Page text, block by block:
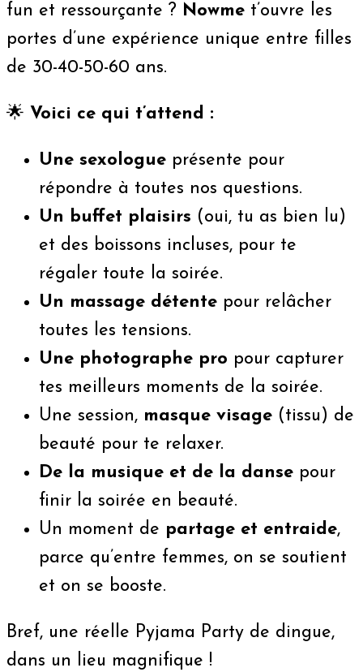
fun et ressourçante ? Nowme t’ouvre les
portes d’une expérience unique entre filles
de 30-40-50-60 ans.
🌟 Voici ce qui t’attend :
Une sexologue présente pour
répondre à toutes nos questions.
Un buffet plaisirs (oui, tu as bien lu)
et des boissons incluses, pour te
régaler toute la soirée.
Un massage détente pour relâcher
toutes les tensions.
Une photographe pro pour capturer
tes meilleurs moments de la soirée.
Une session, masque visage (tissu) de
beauté pour te relaxer.
De la musique et de la danse pour
finir la soirée en beauté.
Un moment de partage et entraide,
parce qu’entre femmes, on se soutient
et on se booste.
Bref, une réelle Pyjama Party de dingue,
dans un lieu magnifique !